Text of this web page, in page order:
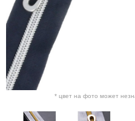
* цвет на фото может